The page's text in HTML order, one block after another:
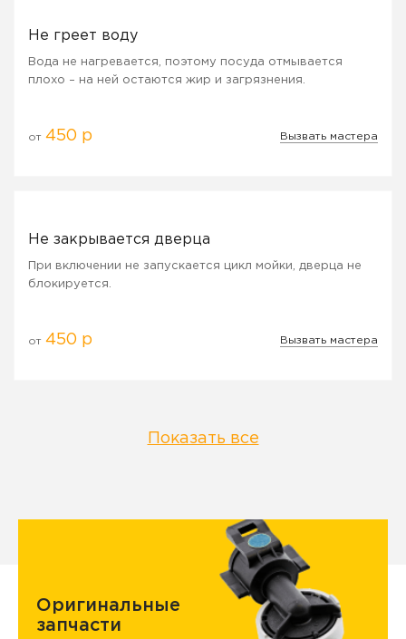
Не греет воду
Вода не нагревается, поэтому посуда отмывается
плохо – на ней остаются жир и загрязнения.
от 450 р Вызвать мастера
Не закрывается дверца
При включении не запускается цикл мойки, дверца не
блокируется.
от 450 р Вызвать мастера
Показать все
Оригинальные
запчасти